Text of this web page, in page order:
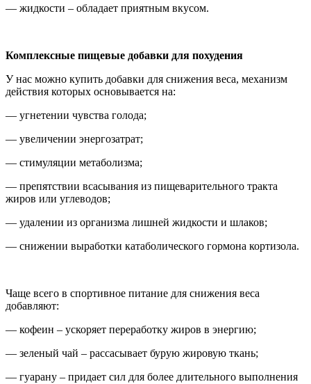
— жидкости – обладает приятным вкусом.
Комплексные пищевые добавки для похудения
У нас можно купить добавки для снижения веса, механизм
действия которых основывается на:
— угнетении чувства голода;
— увеличении энергозатрат;
— стимуляции метаболизма;
— препятствии всасывания из пищеварительного тракта
жиров или углеводов;
— удалении из организма лишней жидкости и шлаков;
— снижении выработки катаболического гормона кортизола.
Чаще всего в спортивное питание для снижения веса
добавляют:
— кофеин – ускоряет переработку жиров в энергию;
— зеленый чай – рассасывает бурую жировую ткань;
— гуарану – придает сил для более длительного выполнения